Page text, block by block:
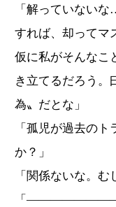
「解っていない
すれば、却ってマ
仮に私がそんなこ
き立てるだろう。
為〟だとな」
「孤児が過去の
か？」
「関係ないな。む
「―――――――――